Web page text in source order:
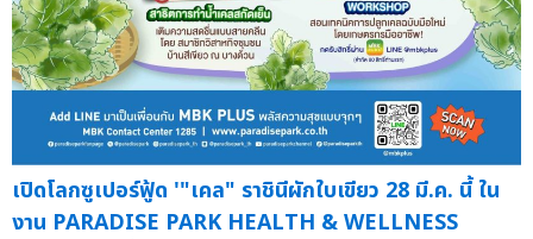
เปิดโลกซูเปอร์ฟู้ด '"เคล" ราชินีผักใบเขียว 28 มี.ค. นี้ ใน
งาน PARADISE PARK HEALTH & WELLNESS